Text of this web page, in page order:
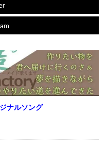
ナルソング